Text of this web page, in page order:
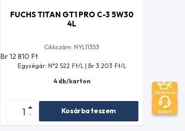
FUCHS TITAN GT1 PRO C-3 5W30
4L
Cikkszám: NYL11353
Br 12 810 Ft
Egységár: N°2 522 Ft/L | Br 3 203 Ft/L
4 db/karton
Kosárba teszem
Olajkereső
Support